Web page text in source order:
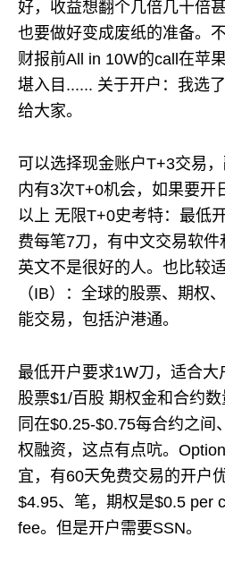
好，收益想翻个几倍几十倍
也要做好变成废纸的准备。
财报前All in 10W的call在苹
堪入目...... 关于开户：我选
给大家。
可以选择现金账户T+3交易
内有3次T+0机会，如果要开
以上 无限T+0史考特：最低
费每笔7刀，有中文交易软
英文不是很好的人。也比较
（IB）：全球的股票、期权
能交易，包括沪港通。
最低开户要求1W刀，适合大
股票$1/百股 期权金和合约
同在$0.25-$0.75每合约之间
权融资，这点有点吭。
宜，有60天免费交易的开户
$4.95、笔，期权是$0.5 per
fee。但是开户需要SSN。